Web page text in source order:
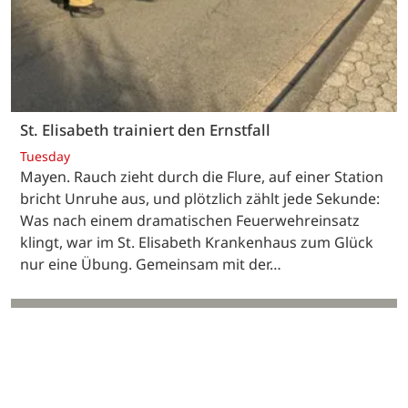
St. Elisabeth trainiert den Ernstfall
Tuesday
Mayen. Rauch zieht durch die Flure, auf einer Station
bricht Unruhe aus, und plötzlich zählt jede Sekunde:
Was nach einem dramatischen Feuerwehreinsatz
klingt, war im St. Elisabeth Krankenhaus zum Glück
nur eine Übung. Gemeinsam mit der…